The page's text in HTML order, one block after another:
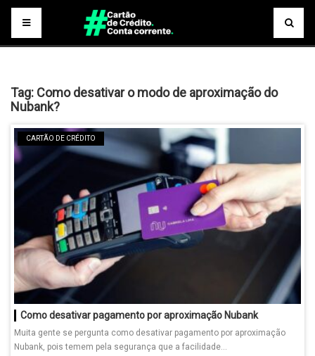
Tag: Como desativar o modo de aproximação do
Nubank?
CARTÃO DE CRÉDITO
Como desativar pagamento por aproximação Nubank
Muita gente se pergunta como desativar pagamento por aproximação
Nubank, pois temem pela segurança que a facilidade...